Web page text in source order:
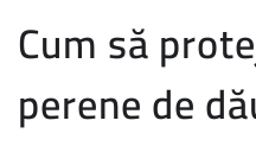
Cum să
perene de